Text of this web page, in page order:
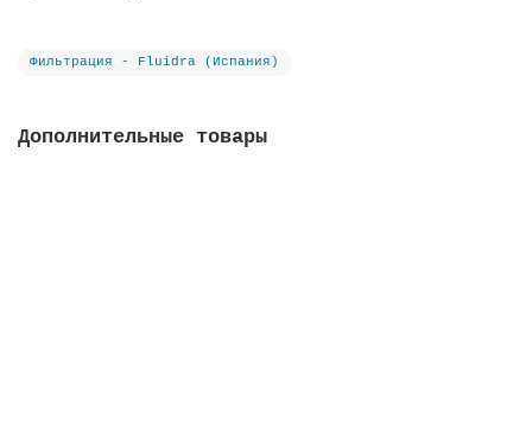
Фильтрация - Fluidra (Испания)
Дополнительные товары